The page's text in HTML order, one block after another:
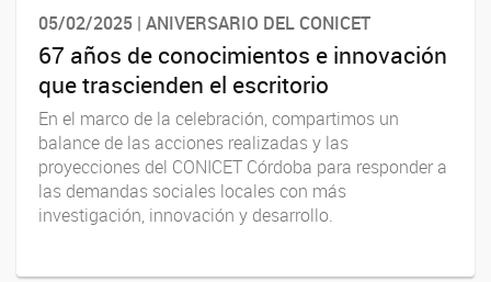
05/02/2025 | ANIVERSARIO DEL CONICET
67 años de conocimientos e innovación
que trascienden el escritorio
En el marco de la celebración, compartimos un
balance de las acciones realizadas y las
proyecciones del CONICET Córdoba para responder a
las demandas sociales locales con más
investigación, innovación y desarrollo.